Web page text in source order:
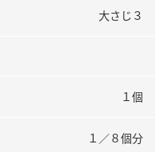
大さじ３
１個
１／８個分